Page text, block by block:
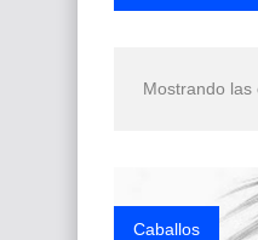
Que
El
Mostrando las
Caballos